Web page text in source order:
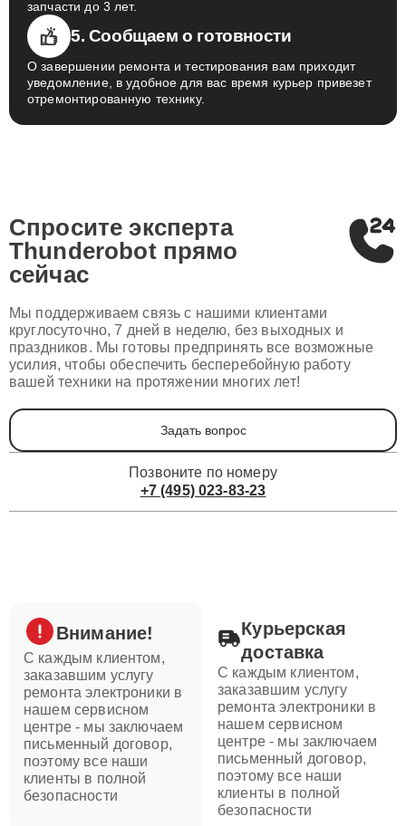
запчасти до 3 лет.
5. Сообщаем о готовности
О завершении ремонта и тестирования вам приходит
уведомление, в удобное для вас время курьер привезет
отремонтированную технику.
Спросите эксперта
Thunderobot прямо
сейчас
Мы поддерживаем связь с нашими клиентами
круглосуточно, 7 дней в неделю, без выходных и
праздников. Мы готовы предпринять все возможные
усилия, чтобы обеспечить бесперебойную работу
вашей техники на протяжении многих лет!
Задать вопрос
Позвоните по номеру
+7 (495) 023-83-23
Внимание!
С каждым клиентом,
заказавшим услугу
ремонта электроники в
нашем сервисном
центре - мы заключаем
письменный договор,
поэтому все наши
клиенты в полной
безопасности
Курьерская
доставка
С каждым клиентом,
заказавшим услугу
ремонта электроники в
нашем сервисном
центре - мы заключаем
письменный договор,
поэтому все наши
клиенты в полной
безопасности